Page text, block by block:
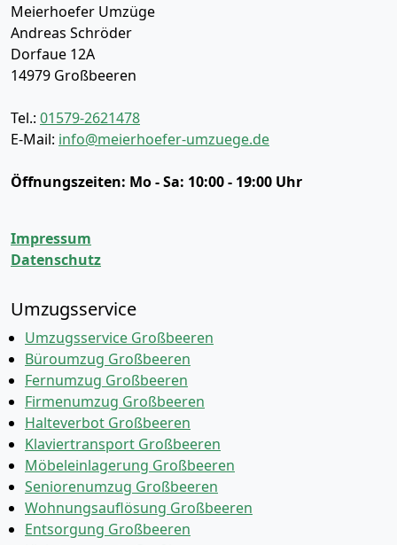
Meierhoefer Umzüge
Andreas Schröder
Dorfaue 12A
14979 Großbeeren
Tel.: 01579-2621478
E-Mail: info@meierhoefer-umzuege.de
Öffnungszeiten: Mo - Sa: 10:00 - 19:00 Uhr
Impressum
Datenschutz
Umzugsservice
Umzugsservice Großbeeren
Büroumzug Großbeeren
Fernumzug Großbeeren
Firmenumzug Großbeeren
Halteverbot Großbeeren
Klaviertransport Großbeeren
Möbeleinlagerung Großbeeren
Seniorenumzug Großbeeren
Wohnungsauflösung Großbeeren
Entsorgung Großbeeren